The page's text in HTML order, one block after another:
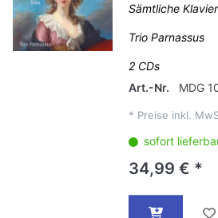
Sämtliche
Trio Parnassus
2 CDs
Art.-Nr.
MDG
* Preise inkl.
sofort
34,99 € *